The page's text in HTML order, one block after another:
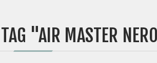
"AIR MASTER